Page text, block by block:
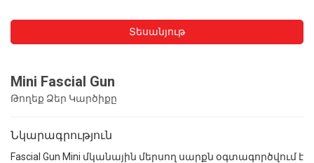
Տեսանյութ
Mini Fascial Gun
Թողեք Ձեր Կարծիքը
Նկարագրություն
Fascial Gun Mini մկանային մերսող սարքն օգտագործվում է